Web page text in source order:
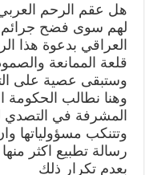
هل عقم الرحم العربي
لهم سوى فضح جرائم
العراقي بدعوة هذا
قلعة الممانعة
وستبقى عصية على
وهنا نطالب الحكومة
المشرفة في التصدي
وتتنكب مسؤولياتها
رسالة تطبيع اكثر
بعدم تكرار ذلك